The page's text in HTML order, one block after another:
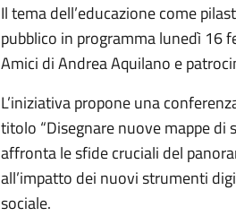
Il tema dell’educazione come
pubblico in programma lunedì 16
Amici di Andrea Aquilano e
L’iniziativa propone una
titolo “Disegnare nuove mappe di
affronta le sfide cruciali del
all’impatto dei nuovi strumenti
sociale.